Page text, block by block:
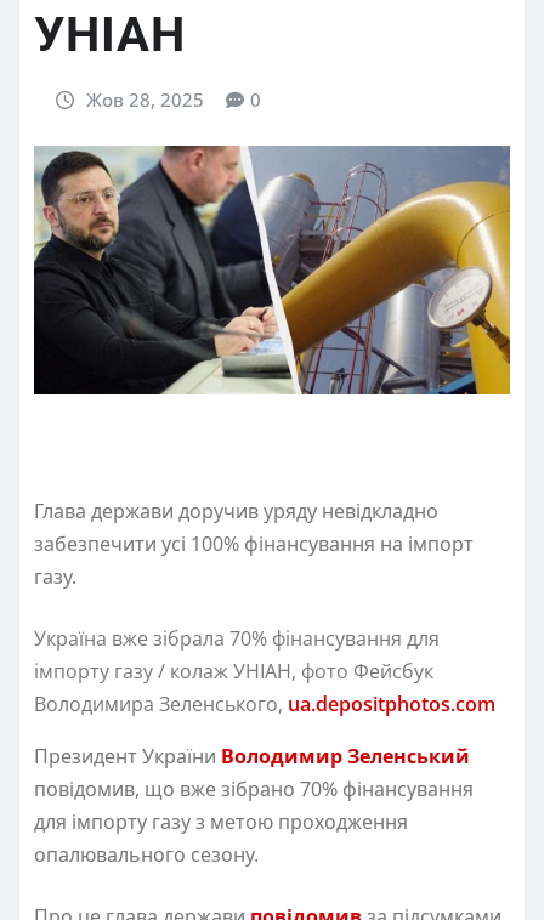
УНІАН
Жов 28, 2025 0
Глава держави доручив уряду невідкладно
забезпечити усі 100% фінансування на імпорт
газу.
Україна вже зібрала 70% фінансування для
імпорту газу / колаж УНІАН, фото Фейсбук
Володимира Зеленського, ua.depositphotos.com
Президент України Володимир Зеленський
повідомив, що вже зібрано 70% фінансування
для імпорту газу з метою проходження
опалювального сезону.